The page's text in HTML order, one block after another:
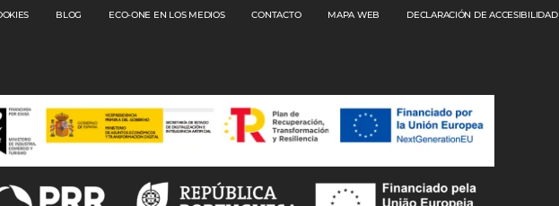
BLOG ECO-ONE EN LOS MEDIOS CONTACTO MAPA WEB DECLARACIÓN DE ACCESIBILIDAD